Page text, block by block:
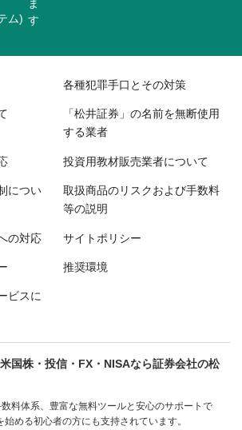
ム)
各種犯罪手口とその対策
「松井証券」の名前を無断使用
する業者
投資用教材販売業者について
につい 取扱商品のリスクおよび手数料
等の説明
の対応 サイトポリシー
推奨環境
ビスに
国株・投信・FX・NISAなら証券会社の松
料体系、豊富な無料ツールと安心のサポートで
める初心者の方にも支持されています。